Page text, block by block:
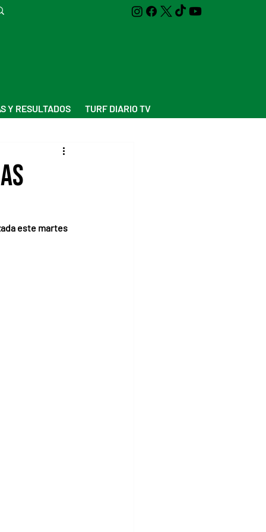
Y RESULTADOS TURF DIARIO TV
este martes